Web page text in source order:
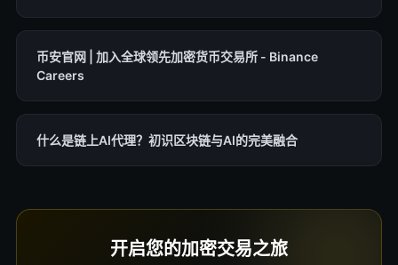
币安官网 | 加入全球领先加密货币交易所 - Binance
Careers
什么是链上AI代理？初识区块链与AI的完美融合
开启您的加密交易之旅